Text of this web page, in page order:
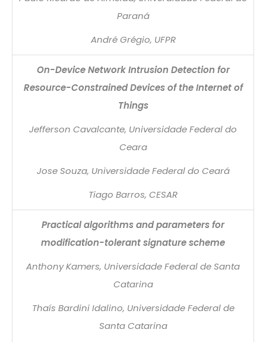
Paraná
André Grégio, UFPR
On-Device Network Intrusion Detection for
Resource-Constrained Devices of the Internet of
Things
Jefferson Cavalcante, Universidade Federal do
Ceara
Jose Souza, Universidade Federal do Ceará
Tiago Barros, CESAR
Practical algorithms and parameters for
modification-tolerant signature scheme
Anthony Kamers, Universidade Federal de Santa
Catarina
Thaís Bardini Idalino, Universidade Federal de
Santa Catarina